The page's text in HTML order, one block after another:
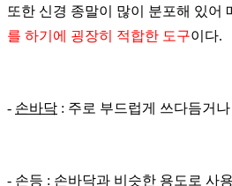
또한 신경 종말이 많이 분포해 있어
를 하기에 굉장히 적합한 도구이다.
- 손바닥 : 주로 부드럽게 쓰다듬거나
- 손등 : 손바닥과 비슷한 용도로 사